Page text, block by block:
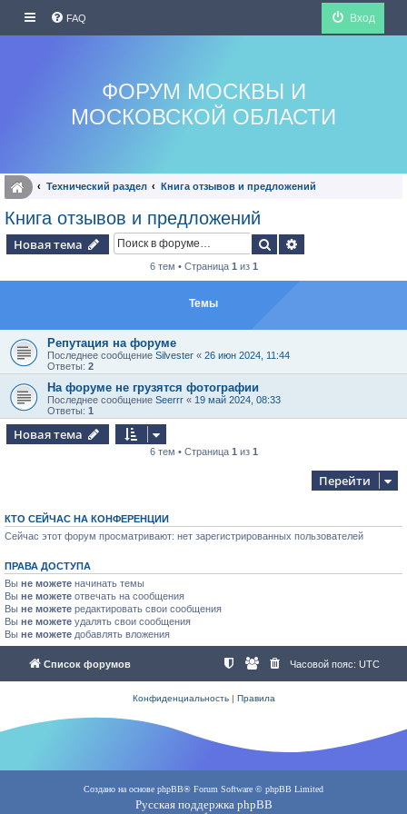
FAQ Вход
ФОРУМ МОСКВЫ И
МОСКОВСКОЙ ОБЛАСТИ
Технический раздел Книга отзывов и предложений
Книга отзывов и предложений
Новая тема Поиск
6 тем • Страница 1 из 1
Темы
Репутация на форуме
Последнее сообщение Silvester « 26 июн 2024, 11:44
Ответы: 2
На форуме не грузятся фотографии
Последнее сообщение Seerrr « 19 май 2024, 08:33
Ответы: 1
Новая тема
6 тем • Страница 1 из 1
Перейти
КТО СЕЙЧАС НА КОНФЕРЕНЦИИ
Сейчас этот форум просматривают: нет зарегистрированных пользователей
ПРАВА ДОСТУПА
Вы не можете начинать темы
Вы не можете отвечать на сообщения
Вы не можете редактировать свои сообщения
Вы не можете удалять свои сообщения
Вы не можете добавлять вложения
Список форумов Часовой пояс: UTC
Конфиденциальность| Правила
Создано на основе phpBB® Forum Software © phpBB Limited
Русская поддержка phpBB